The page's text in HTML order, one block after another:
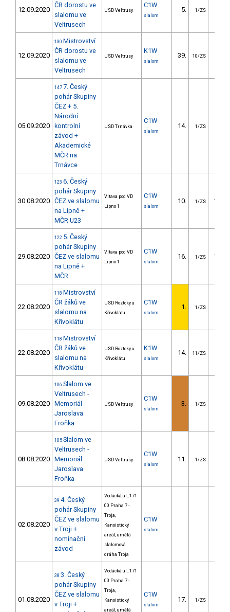
12.09.2020
ČR dorostu ve
slalomu ve
Veltrusech
USD Veltrusy
C1W
slalom
5. 1/ZS
12.09.2020
130 Mistrovství
ČR dorostu ve
slalomu ve
Veltrusech
USD Veltrusy
K1W
slalom
39. 10/ZS
05.09.2020
147 7. Český
pohár Skupiny
ČEZ + 5.
Národní
kontrolní
závod +
Akademické
MČR na
Trnávce
USD Trnávka
C1W
slalom
14. 1/ZS
30.08.2020
123 6. Český
pohár Skupiny
ČEZ ve slalomu
na Lipně +
MČR U23
Vltava pod VD
Lipno 1
C1W
slalom
10. 1/ZS
29.08.2020
122 5. Český
pohár Skupiny
ČEZ ve slalomu
na Lipně +
MČR
Vltava pod VD
Lipno 1
C1W
slalom
16. 1/ZS
22.08.2020
118 Mistrovství
ČR žáků ve
slalomu na
Křivoklátu
USD Roztoky u
Křivoklátu
C1W
slalom
1. 1/ZS
22.08.2020
118 Mistrovství
ČR žáků ve
slalomu na
Křivoklátu
USD Roztoky u
Křivoklátu
K1W
slalom
14. 11/ZS
09.08.2020
106 Slalom ve
Veltrusech -
Memoriál
Jaroslava
Froňka
USD Veltrusy
C1W
slalom
3. 1/ZS
08.08.2020
105 Slalom ve
Veltrusech -
Memoriál
Jaroslava
Froňka
USD Veltrusy
C1W
slalom
11. 1/ZS
02.08.2020
39 4. Český
pohár Skupiny
ČEZ ve slalomu
v Troji +
nominační
závod
Vodácká ul., 171
00 Praha 7 -
Troja,
Kanoistický
areál, umělá
slalomová
dráha Troja
C1W
slalom
01.08.2020
38 3. Český
pohár Skupiny
ČEZ ve slalomu
v Troji +
Vodácká ul., 171
00 Praha 7 -
Troja,
Kanoistický
areál, umělá
C1W
slalom
17. 1/ZS